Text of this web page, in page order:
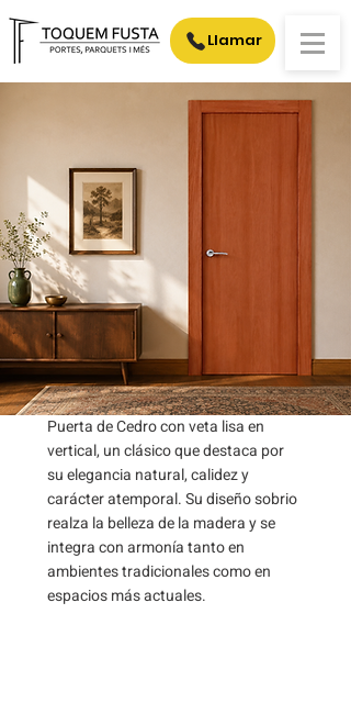
Llamar
Puerta de Cedro con veta lisa en
vertical, un clásico que destaca por
su elegancia natural, calidez y
carácter atemporal. Su diseño sobrio
realza la belleza de la madera y se
integra con armonía tanto en
ambientes tradicionales como en
espacios más actuales.